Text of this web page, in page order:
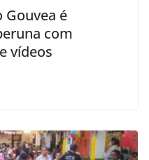
é
com
vídeos